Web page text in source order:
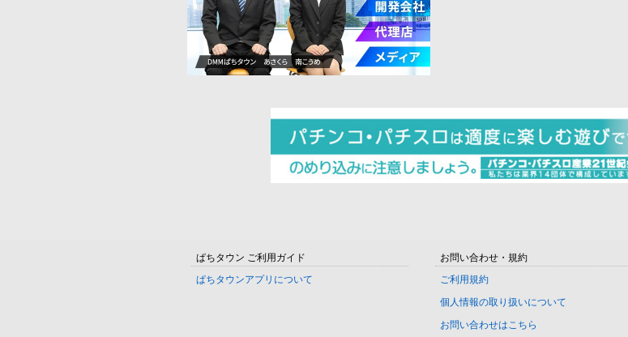
ぱちタウン ご利用ガイド
ぱちタウンアプリについて
お問い合わせ・規約
ご利用規約
個人情報の取り扱いについて
お問い合わせはこちら